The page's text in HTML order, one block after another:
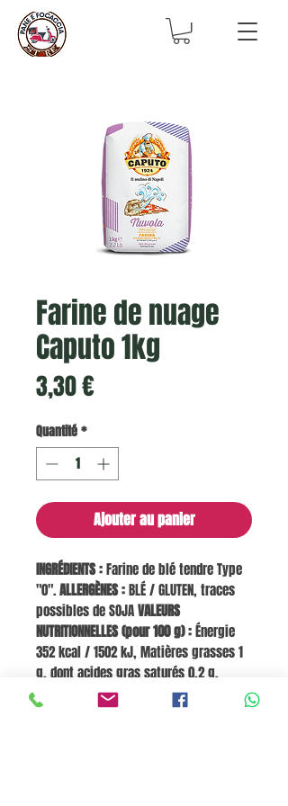
Farine de nuage
Caputo 1kg
3,30 €Prix
Quantité*
Ajouter au panier
INGRÉDIENTS :Farine de blé tendre Type
"0".ALLERGÈNES :BLÉ / GLUTEN, traces
possibles de SOJAVALEURS
NUTRITIONNELLES (pour 100 g) :Énergie
352 kcal / 1502 kJ, Matières grasses 1
g, dont acides gras saturés 0,2 g,
Glucides 72 g, dont sucres 1 g, Fibres 3
g, Protéines 12,5 g, Sel 0,006 g.